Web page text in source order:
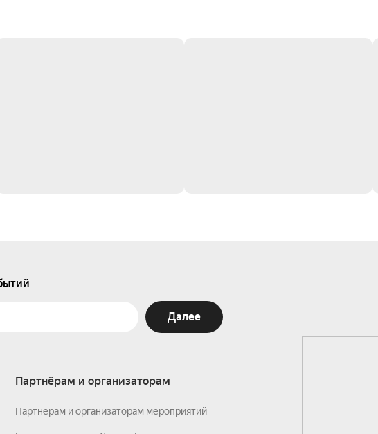
Далее
Партнёрам и организаторам
Партнёрам и организаторам мероприятий